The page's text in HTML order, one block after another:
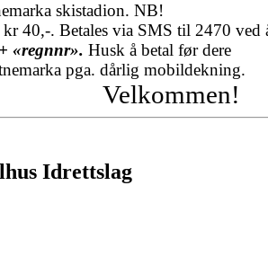
skistadion. NB!
40,-. Betales via SMS til 2470 ved
«regnnr». Husk å betal før dere
pga. dårlig mobildekning.
Velkommen!
Idrettslag